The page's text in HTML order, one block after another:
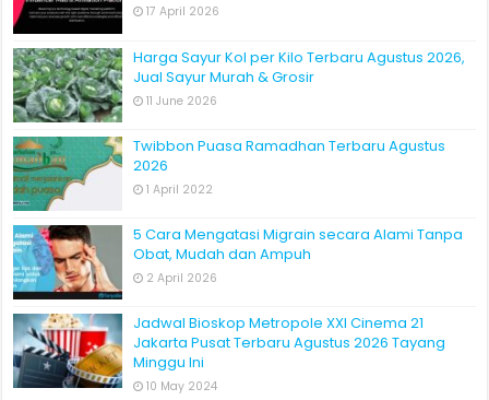
17 April 2026
Harga Sayur Kol per Kilo Terbaru Agustus 2026,
Jual Sayur Murah & Grosir
11 June 2026
Twibbon Puasa Ramadhan Terbaru Agustus
2026
1 April 2022
5 Cara Mengatasi Migrain secara Alami Tanpa
Obat, Mudah dan Ampuh
2 April 2026
Jadwal Bioskop Metropole XXI Cinema 21
Jakarta Pusat Terbaru Agustus 2026 Tayang
Minggu Ini
10 May 2024